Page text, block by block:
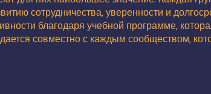
сотрудничества, уверенности и
благодаря учебной программе,
совместно с каждым сообществом,